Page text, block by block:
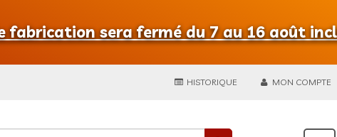
fabrication sera fermé du 7 au 16 août
HISTORIQUE MON COMPTE